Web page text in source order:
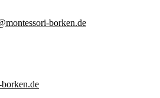
borken.de
borken.de